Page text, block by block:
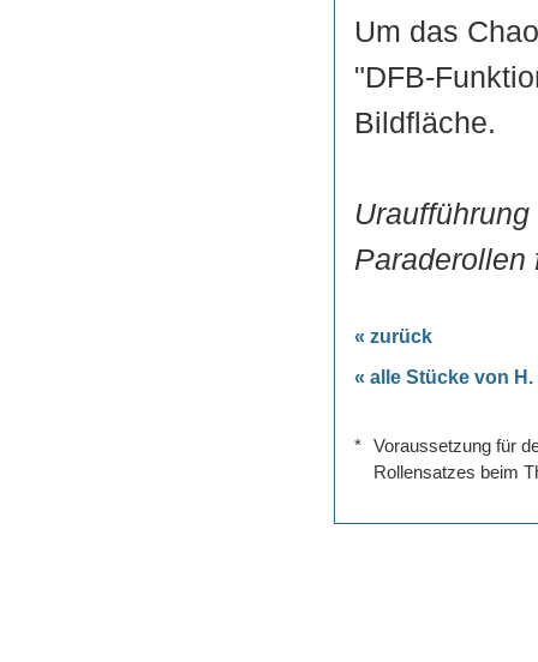
Um das
"DFB-
Bildfläche.
Paraderollen
« zurück
« alle Stücke von
*
Voraussetzung für
Rollensatzes beim